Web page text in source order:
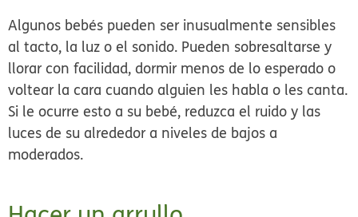
Algunos bebés pueden ser inusualmente sensibles
al tacto, la luz o el sonido. Pueden sobresaltarse y
llorar con facilidad, dormir menos de lo esperado o
voltear la cara cuando alguien les habla o les canta.
Si le ocurre esto a su bebé, reduzca el ruido y las
luces de su alrededor a niveles de bajos a
moderados.